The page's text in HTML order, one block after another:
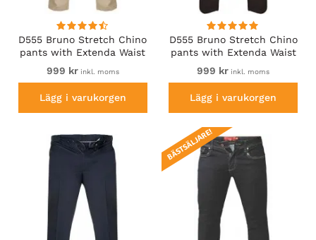
D555 Bruno Stretch Chino
pants with Extenda Waist
Beige
999 krinkl. moms
Lägg i varukorgen
D555 Bruno Stretch Chino
pants with Extenda Waist
Black
999 kr inkl. moms
Lägg i varukorgen
BÄSTSÄLJARE!